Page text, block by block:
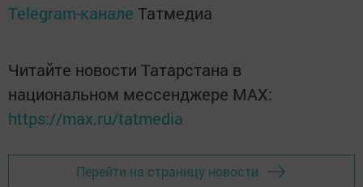
Telegram-канале Татмедиа
Читайте новости Татарстана в
национальном мессенджере MАХ:
https://max.ru/tatmedia
Перейти на страницу новости